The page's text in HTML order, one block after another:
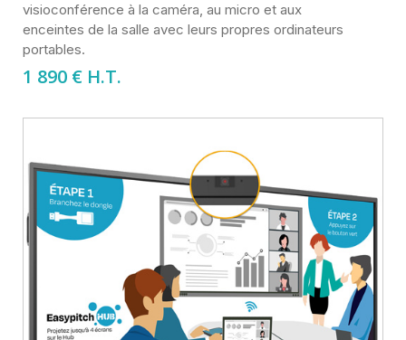
visioconférence à la caméra, au micro et aux
enceintes de la salle avec leurs propres ordinateurs
portables.
1 890 € H.T.